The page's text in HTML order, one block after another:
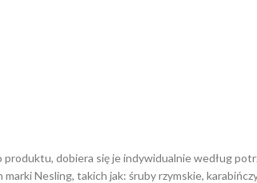
dobiera się je indywidualnie według
Nesling, takich jak: śruby rzymskie,